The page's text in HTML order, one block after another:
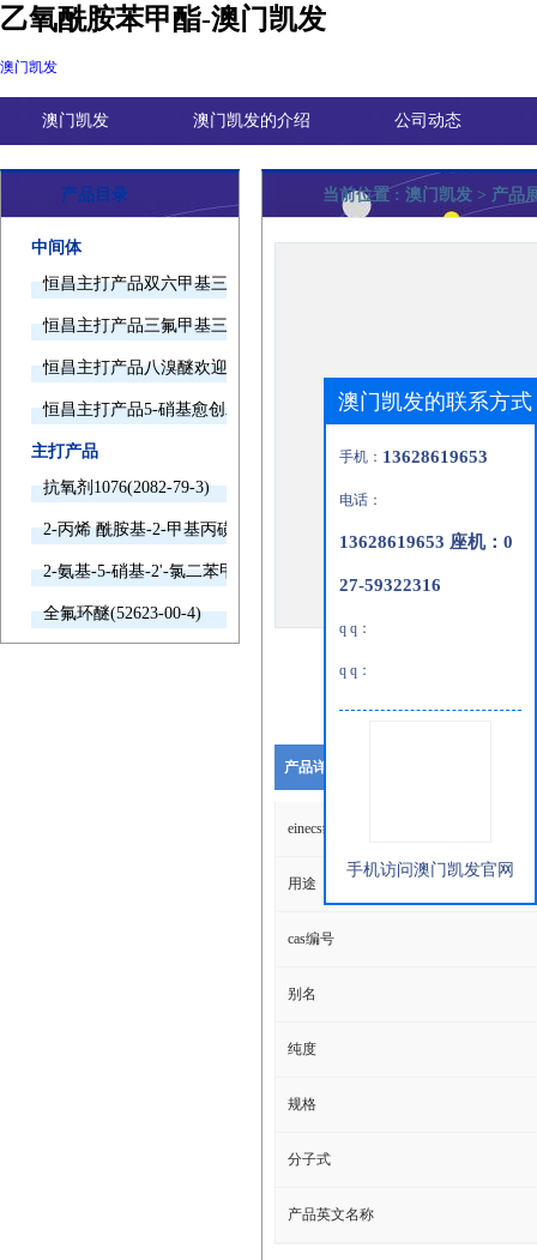
乙氧酰胺苯甲酯-澳门凯发
澳门凯发
澳门凯发 澳门凯发的介绍 公司动态
产品目录
中间体
恒昌主打产品双六甲基三胺欢迎询价
恒昌主打产品三氟甲基三甲基硅烷欢迎询价
恒昌主打产品八溴醚欢迎询价
恒昌主打产品5-硝基愈创木酚钠欢迎询价
主打产品
抗氧剂1076(2082-79-3)
2-丙烯 酰胺基-2-甲基丙磺酸(15214-89-8)
2-氨基-5-硝基-2'-氯二苯甲酮(2011-66-7)
全氟环醚(52623-00-4)
当前位置 : 澳门凯发 > 产品
产品详细说明
einecs编号
用途
cas编号
别名
纯度
规格
分子式
产品英文名称
澳门凯发的联系方式
手机： 13628619653
电话：
13628619653 座机：0
27-59322316
q q：
q q：
手机访问澳门凯发官网